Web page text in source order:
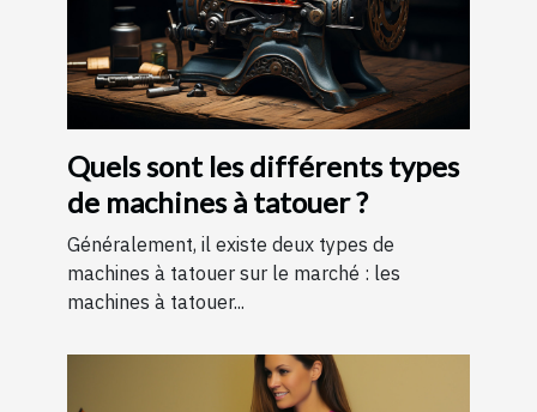
Quels sont les différents types
de machines à tatouer ?
Généralement, il existe deux types de
machines à tatouer sur le marché : les
machines à tatouer...